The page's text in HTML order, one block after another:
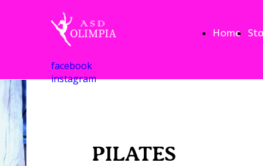
Home
facebook
instagram
PILATES